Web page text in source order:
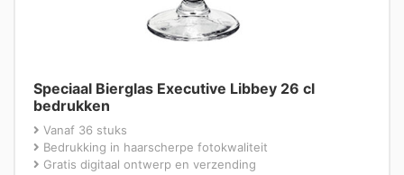
Speciaal Bierglas Executive Libbey 26 cl
bedrukken
Vanaf 36 stuks
Bedrukking in haarscherpe fotokwaliteit
Gratis digitaal ontwerp en verzending